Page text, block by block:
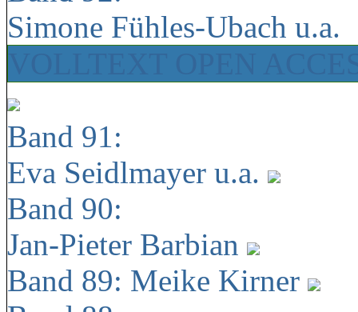
Simone Fühles-Ubach u.a.
Band 91:
Eva Seidlmayer u.a.
Band 90:
Jan-Pieter Barbian
Band 89: Meike Kirner